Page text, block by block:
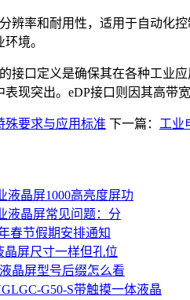
率和耐用性，适用于自动化控
境。
口定义是确保其在各种工业应
现突出。eDP接口则因其高带
殊要求与应用标准 下一篇： 工业
液晶屏1000高亮度屏功
液晶屏常见问题：分
春节假期安排通知
晶屏尺寸一样但孔位
晶屏型号后缀怎么看
G50-S带触摸一体液晶